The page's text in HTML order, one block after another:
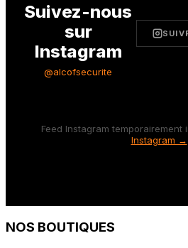
Suivez-nous
sur
Instagram
@alcofsecurite
Feed Instagram temporairement
Instagram →
NOS BOUTIQUES